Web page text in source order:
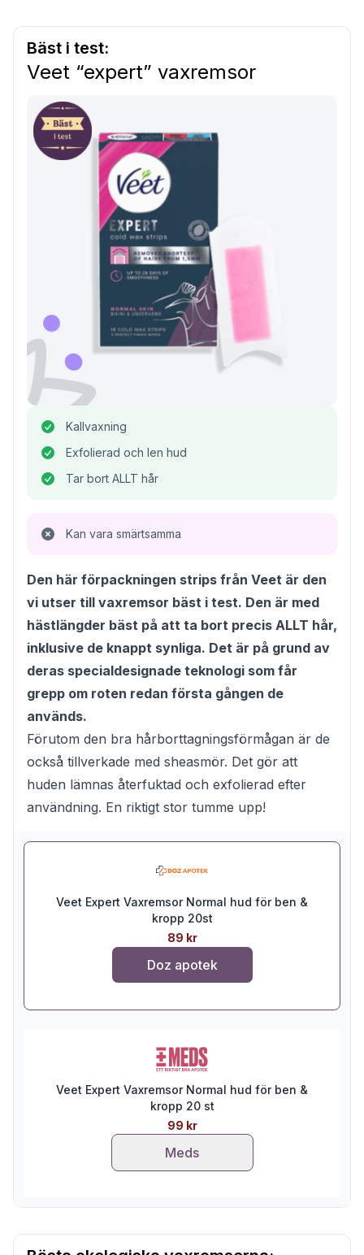
Bäst i test:
Veet “expert” vaxremsor
Kallvaxning
Exfolierad och len hud
Tar bort ALLT hår
Kan vara smärtsamma
Den här förpackningen strips från Veet är den
vi utser till vaxremsor bäst i test. Den är med
hästlängder bäst på att ta bort precis ALLT hår,
inklusive de knappt synliga. Det är på grund av
deras specialdesignade teknologi som får
grepp om roten redan första gången de
används.
Förutom den bra hårborttagningsförmågan är de
också tillverkade med sheasmör. Det gör att
huden lämnas återfuktad och exfolierad efter
användning. En riktigt stor tumme upp!
Veet Expert Vaxremsor Normal hud för ben &
kropp 20st
89 kr
Doz apotek
Veet Expert Vaxremsor Normal hud för ben &
kropp 20 st
99 kr
Meds